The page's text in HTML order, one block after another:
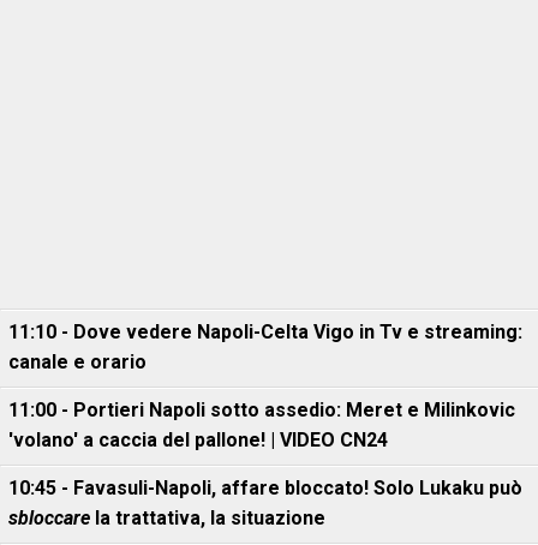
11:10 - Dove vedere Napoli-Celta Vigo in Tv e streaming:
canale e orario
11:00 - Portieri Napoli sotto assedio: Meret e Milinkovic
'volano' a caccia del pallone! | VIDEO CN24
10:45 - Favasuli-Napoli, affare bloccato! Solo Lukaku può
sbloccare la trattativa, la situazione